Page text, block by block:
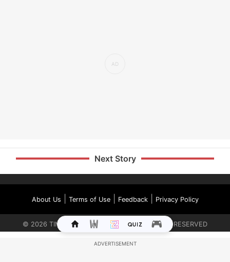
Next Story
About Us Terms of Use| Feedback| Privacy Policy
© 2026 TIMES INTERNET LIMITED. ALL RIGHTS RESERVED